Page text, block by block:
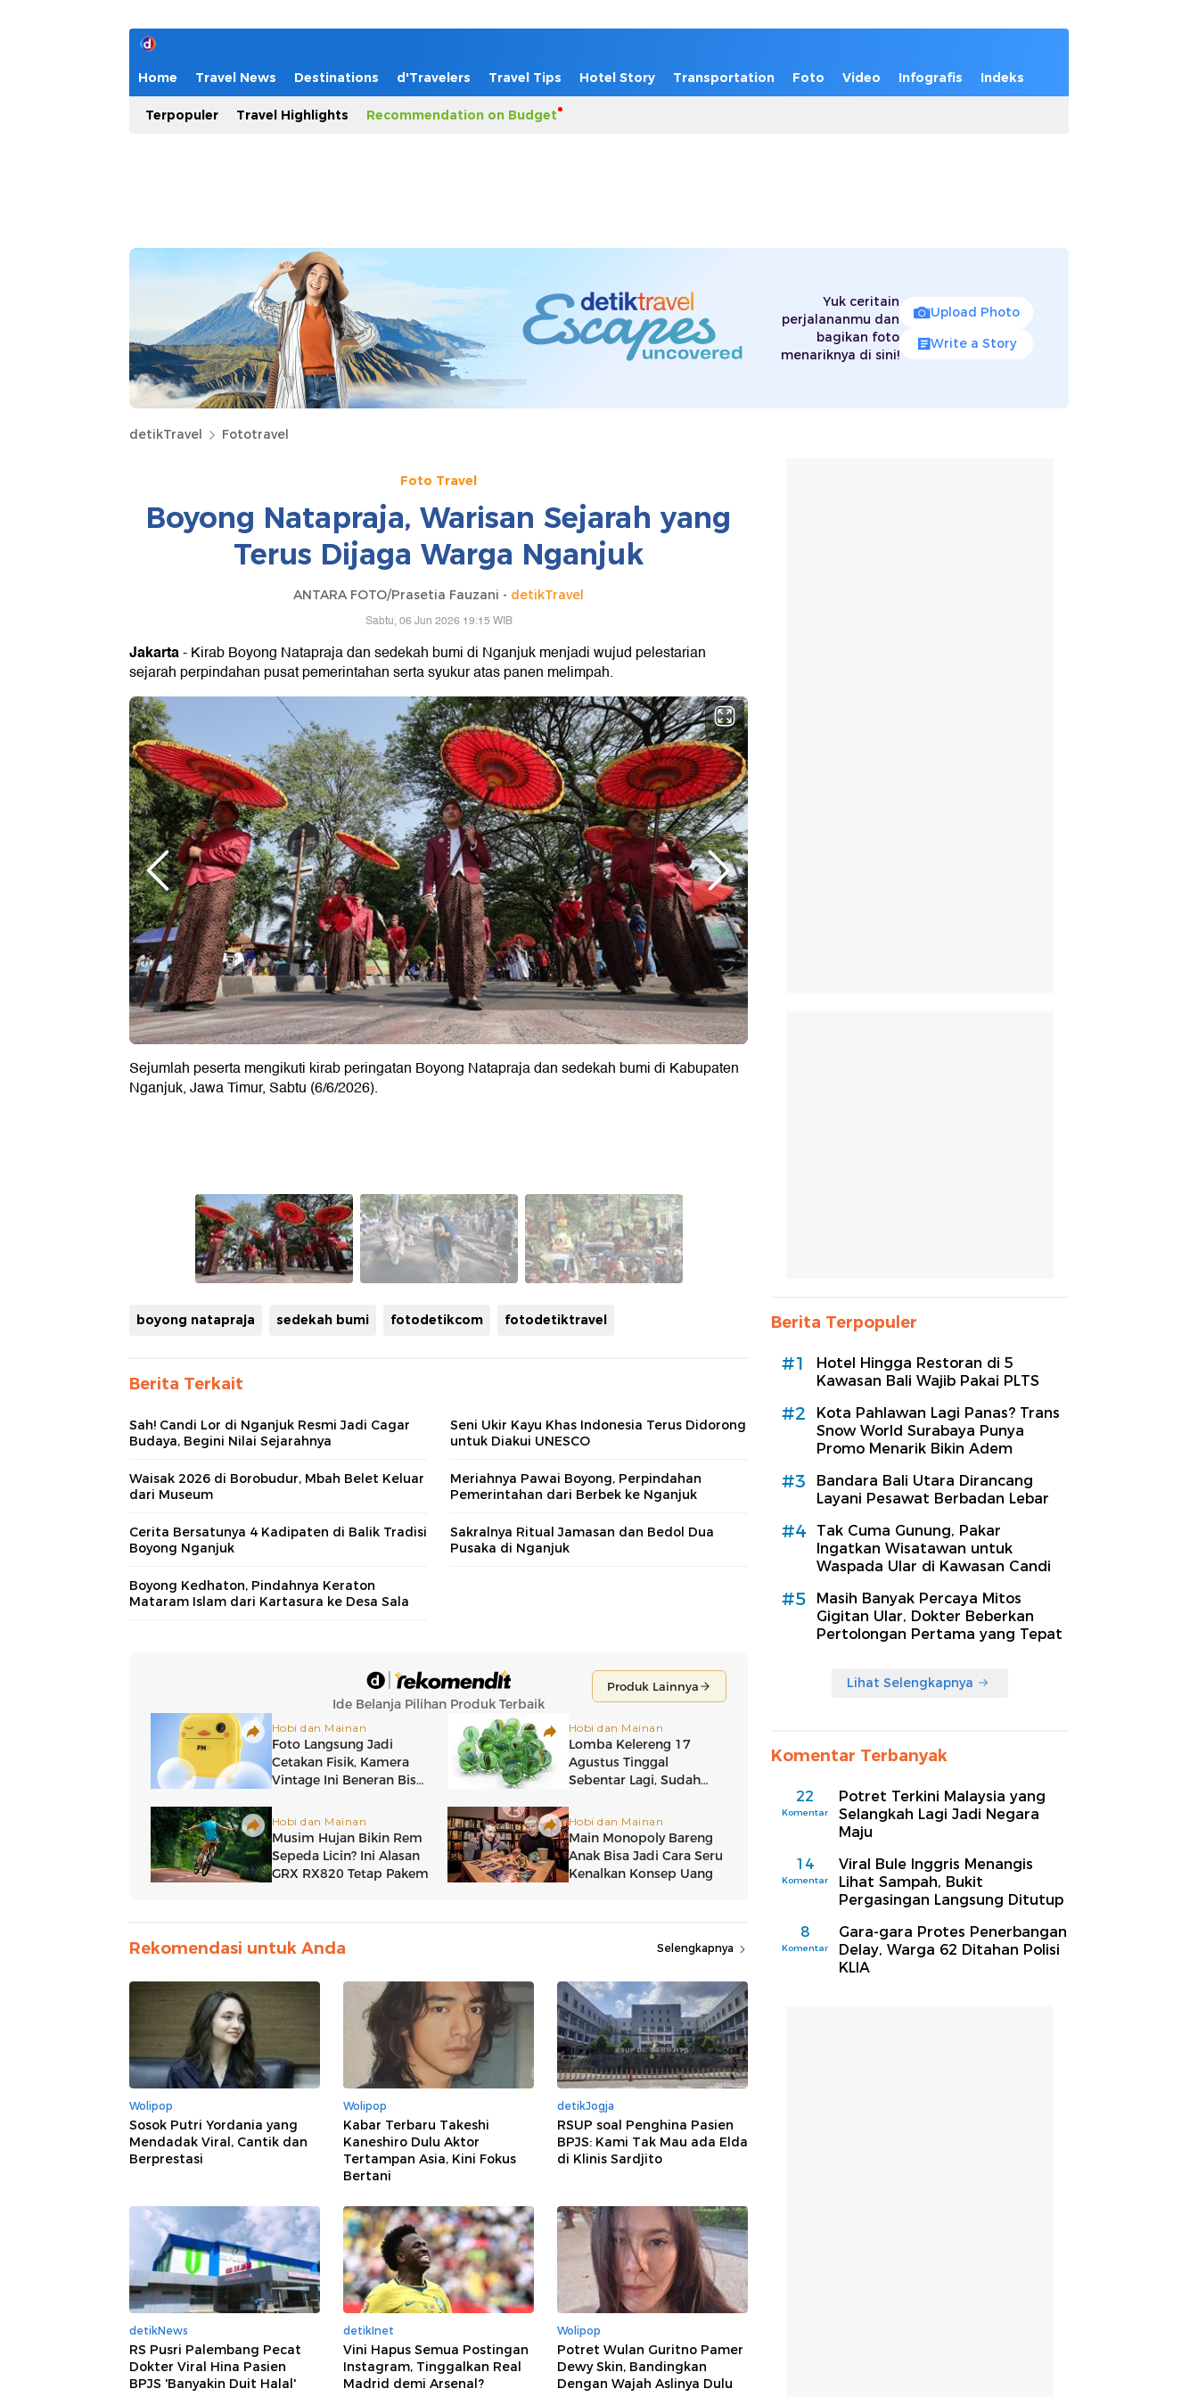
Home Travel News Destinations d'Travelers Travel Tips Hotel Story Transportation Foto Video Infografis Indeks
Terpopuler Travel Highlights Recommendation on Budget
Yuk ceritain
perjalananmu dan
bagikan foto
menariknya di sini!
Upload Photo
Write a Story
detikTravel Fototravel
Foto Travel
Boyong Natapraja, Warisan Sejarah yang
Terus Dijaga Warga Nganjuk
ANTARA FOTO/Prasetia Fauzani - detikTravel
Sabtu, 06 Jun 2026 19:15 WIB
Jakarta- Kirab Boyong Natapraja dan sedekah bumi di Nganjuk menjadi wujud pelestarian
sejarah perpindahan pusat pemerintahan serta syukur atas panen melimpah.
Sejumlah peserta mengikuti kirab peringatan Boyong Natapraja dan sedekah bumi di Kabupaten
Nganjuk, Jawa Timur, Sabtu (6/6/2026).
boyong natapraja sedekah bumi fotodetikcom fotodetiktravel
Berita Terkait
Sah! Candi Lor di Nganjuk Resmi Jadi Cagar
Budaya, Begini Nilai Sejarahnya
Seni Ukir Kayu Khas Indonesia Terus Didorong
untuk Diakui UNESCO
Waisak 2026 di Borobudur, Mbah Belet Keluar
dari Museum
Meriahnya Pawai Boyong, Perpindahan
Pemerintahan dari Berbek ke Nganjuk
Cerita Bersatunya 4 Kadipaten di Balik Tradisi
Boyong Nganjuk
Sakralnya Ritual Jamasan dan Bedol Dua
Pusaka di Nganjuk
Boyong Kedhaton, Pindahnya Keraton
Mataram Islam dari Kartasura ke Desa Sala
Rekomendasi untuk Anda Selengkapnya
Wolipop
Sosok Putri Yordania yang
Mendadak Viral, Cantik dan
Berprestasi
Wolipop
Kabar Terbaru Takeshi
Kaneshiro Dulu Aktor
Tertampan Asia, Kini Fokus
Bertani
detikJogja
RSUP soal Penghina Pasien
BPJS: Kami Tak Mau ada Elda
di Klinis Sardjito
detikNews
RS Pusri Palembang Pecat
Dokter Viral Hina Pasien
BPJS 'Banyakin Duit Halal'
detikInet
Vini Hapus Semua Postingan
Instagram, Tinggalkan Real
Madrid demi Arsenal?
Wolipop
Potret Wulan Guritno Pamer
Dewy Skin, Bandingkan
Dengan Wajah Aslinya Dulu
Berita Terpopuler
#1
Hotel Hingga Restoran di 5
Kawasan Bali Wajib Pakai PLTS
#2
Kota Pahlawan Lagi Panas? Trans
Snow World Surabaya Punya
Promo Menarik Bikin Adem
#3
Bandara Bali Utara Dirancang
Layani Pesawat Berbadan Lebar
#4
Tak Cuma Gunung, Pakar
Ingatkan Wisatawan untuk
Waspada Ular di Kawasan Candi
#5
Masih Banyak Percaya Mitos
Gigitan Ular, Dokter Beberkan
Pertolongan Pertama yang Tepat
Lihat Selengkapnya
Komentar Terbanyak
22
Komentar
Potret Terkini Malaysia yang
Selangkah Lagi Jadi Negara
Maju
14
Komentar
Viral Bule Inggris Menangis
Lihat Sampah, Bukit
Pergasingan Langsung Ditutup
8
Komentar
Gara-gara Protes Penerbangan
Delay, Warga 62 Ditahan Polisi
KLIA